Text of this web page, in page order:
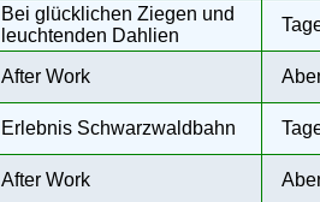
Bei glücklichen Ziegen und
leuchtenden Dahlien
After Work
Erlebnis Schwarzwaldbahn
After Work